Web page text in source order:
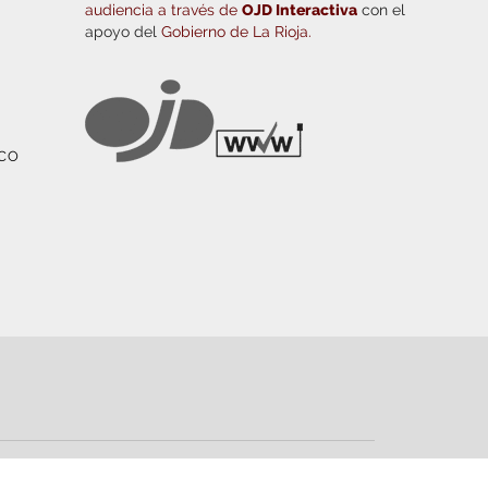
audiencia a través deOJD Interactiva con el
apoyo delGobierno de La Rioja.